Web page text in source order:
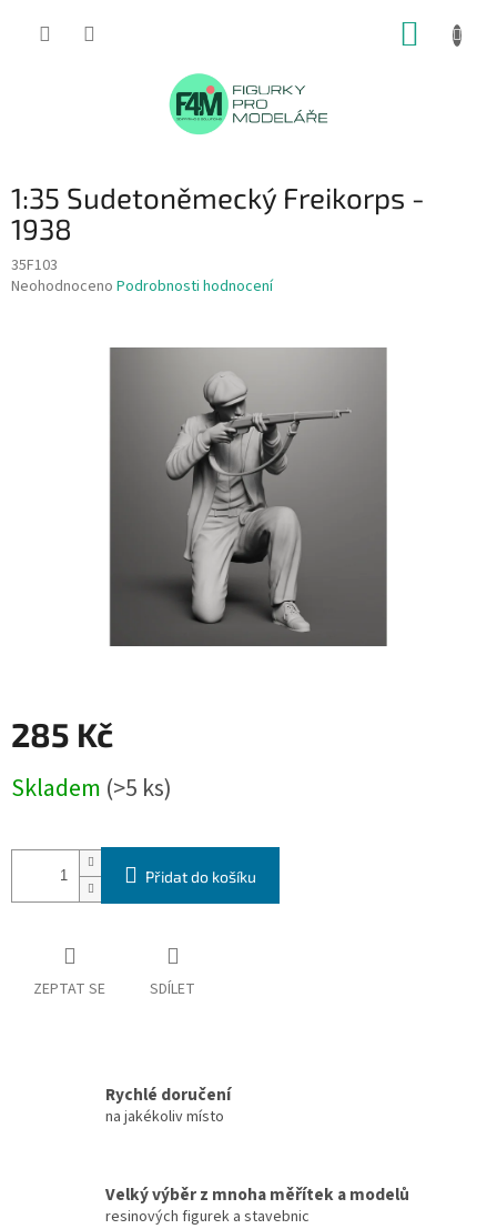
1:35 Sudetoněmecký Freikorps -
1938
35F103
Průměrné
Neohodnoceno Podrobnosti hodnocení
285 Kč
cena:
Skladem (>5 ks)
Přidat do košíku
ZEPTAT SE SDÍLET
Rychlé doručení
na jakékoliv místo
Velký výběr z mnoha měřítek a modelů
resinových figurek a stavebnic